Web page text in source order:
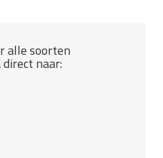
alle soorten
naar: